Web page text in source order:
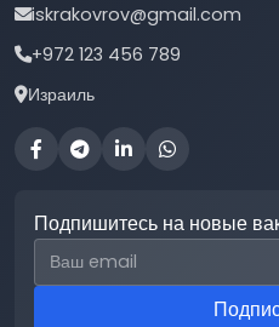
iskrakovrov@gmail.com
+972 123 456 789
Израиль
Подпишитесь на новые
Email для подписки